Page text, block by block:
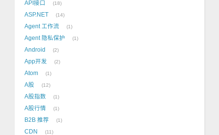
API接口 18
ASP.NET 14
Agent 工作流 1
Agent 隐私保护 1
Android 2
App开发 2
Atom 1
A股 12
A股指数 1
A股行情 1
B2B 推荐 1
CDN 11